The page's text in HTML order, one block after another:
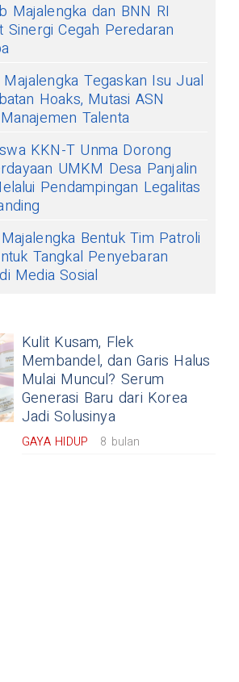
Majalengka dan BNN RI
Sinergi Cegah Peredaran
Tegaskan Isu Jual
Hoaks, Mutasi ASN
Talenta
KKN-T Unma Dorong
UMKM Desa Panjalin
Pendampingan Legalitas
Bentuk Tim Patroli
Tangkal Penyebaran
Media Sosial
Kulit Kusam, Flek
Membandel, dan Garis Halus
Mulai Muncul? Serum
Generasi Baru dari Korea
Jadi Solusinya
GAYA HIDUP 8 bulan